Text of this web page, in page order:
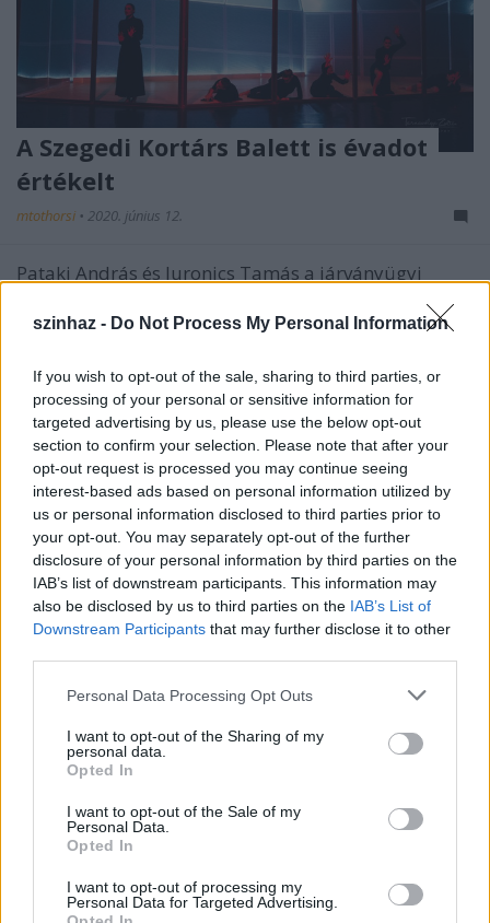
szinhaz - Do Not Process My Personal Information
If you wish to opt-out of the sale, sharing to third parties, or
processing of your personal or sensitive information for
targeted advertising by us, please use the below opt-out
section to confirm your selection. Please note that after your
opt-out request is processed you may continue seeing
interest-based ads based on personal information utilized by
us or personal information disclosed to third parties prior to
your opt-out. You may separately opt-out of the further
disclosure of your personal information by third parties on the
IAB’s list of downstream participants. This information may
also be disclosed by us to third parties on the IAB’s List of
Downstream Participants that may further disclose it to other
Please note that this website/app uses one or more Google
not limited to your visit or usage behaviour. You may click to
grant or deny consent to Google and its third-party tags to
use your data for below specified purposes in below Google
consent section.
Personal Data Processing Opt Outs
I want to opt-out of the Sharing of my
personal data.
Opted In
I want to opt-out of the Sale of my
Personal Data.
Opted In
I want to opt-out of processing my
Personal Data for Targeted Advertising.
A Szegedi Kortárs Balett is évadot
értékelt
mtothorsi • 2020. június 12.
Pataki András és Juronics Tamás a járványügyi
sikeresnek ítélik az évadot, és a társulattól
készülnek a következő szezonra.
Jövőbe tekint a Szegedi Szabadtéri
mtothorsi•2020. június 08.
Nehéz időszak áll a Szegedi Szabadtéri Játékok
mögött, hiszen a koronavírus-járvány miatt a Dóm